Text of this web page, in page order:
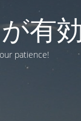
有
patience!